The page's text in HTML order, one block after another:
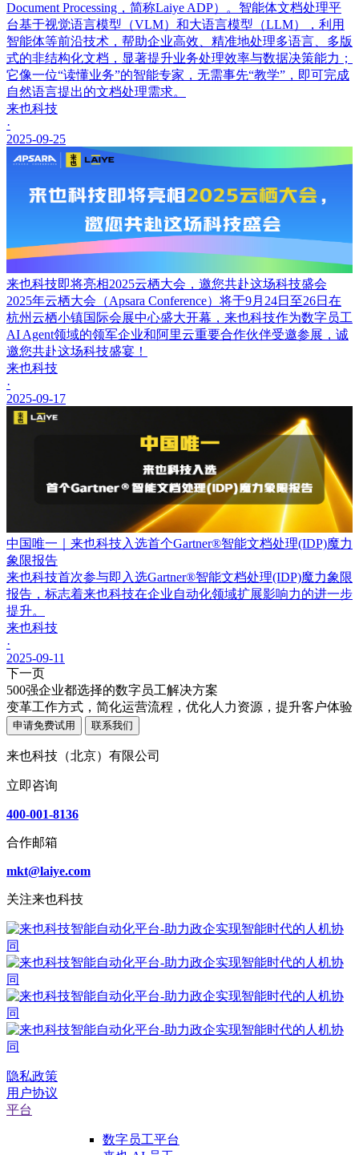
Document Processing，简称Laiye ADP）。智能体文档处理平
台基于视觉语言模型（VLM）和大语言模型（LLM），利用
智能体等前沿技术，帮助企业高效、精准地处理多语言、多版
式的非结构化文档，显著提升业务处理效率与数据决策能力；
它像一位“读懂业务”的智能专家，无需事先“教学”，即可完成
自然语言提出的文档处理需求。
来也科技
·
2025-09-25
来也科技即将亮相2025云栖大会，邀您共赴这场科技盛会
2025年云栖大会（Apsara Conference）将于9月24日至26日在
杭州云栖小镇国际会展中心盛大开幕，来也科技作为数字员工
AI Agent领域的领军企业和阿里云重要合作伙伴受邀参展，诚
邀您共赴这场科技盛宴！
来也科技
·
2025-09-17
中国唯一｜来也科技入选首个Gartner®智能文档处理(IDP)魔力
象限报告
来也科技首次参与即入选Gartner®智能文档处理(IDP)魔力象限
报告，标志着来也科技在企业自动化领域扩展影响力的进一步
提升。
来也科技
·
2025-09-11
下一页
500强企业都选择的数字员工解决方案
变革工作方式，简化运营流程，优化人力资源，提升客户体验
申请免费试用 联系我们
来也科技（北京）有限公司
立即咨询
400-001-8136
合作邮箱
mkt@laiye.com
关注来也科技
隐私政策
用户协议
平台
数字员工平台